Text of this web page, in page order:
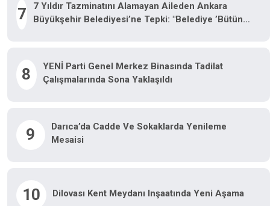
7
7 Yıldır Tazminatını Alamayan Aileden Ankara
Büyükşehir Belediyesi’ne Tepki: "Belediye ’Bütün
8
YENİ Parti Genel Merkez Binasında Tadilat
Çalışmalarında Sona Yaklaşıldı
9
Darıca’da Cadde Ve Sokaklarda Yenileme
Mesaisi
10 Dilovası Kent Meydanı Inşaatında Yeni Aşama